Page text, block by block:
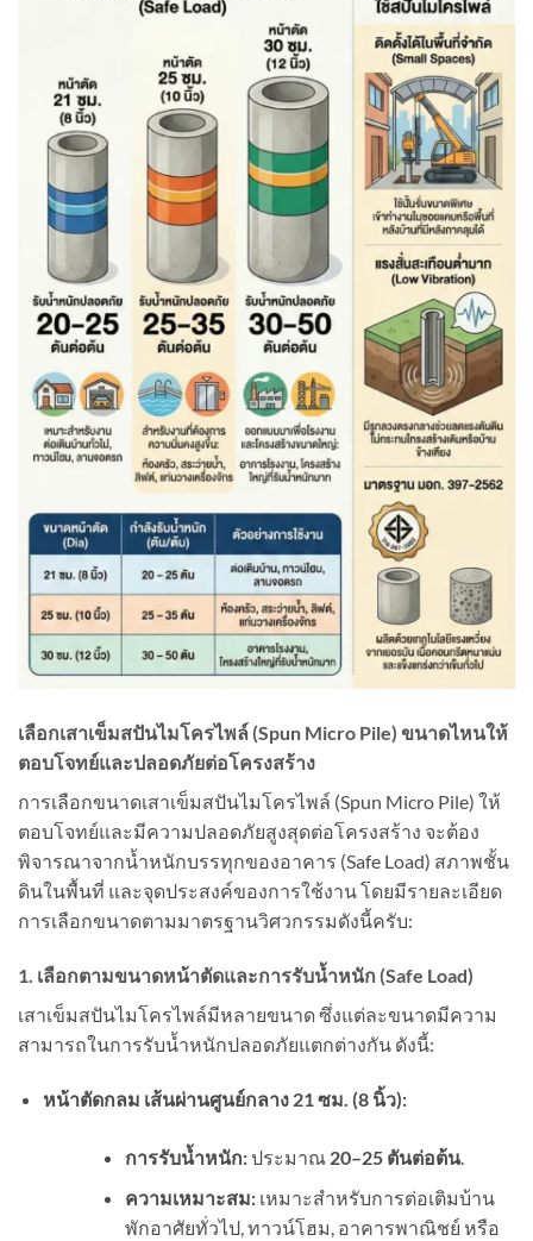
เลือกเสาเข็มสปันไมโครไพล์ (Spun Micro Pile) ขนาดไหนให้
ตอบโจทย์และปลอดภัยต่อโครงสร้าง
การเลือกขนาดเสาเข็มสปันไมโครไพล์ (Spun Micro Pile) ให้
ตอบโจทย์และมีความปลอดภัยสูงสุดต่อโครงสร้าง จะต้อง
พิจารณาจากน้ำหนักบรรทุกของอาคาร (Safe Load) สภาพชั้น
ดินในพื้นที่ และจุดประสงค์ของการใช้งาน โดยมีรายละเอียด
การเลือกขนาดตามมาตรฐานวิศวกรรมดังนี้ครับ:
1. เลือกตามขนาดหน้าตัดและการรับน้ำหนัก (Safe Load)
เสาเข็มสปันไมโครไพล์มีหลายขนาด ซึ่งแต่ละขนาดมีความ
สามารถในการรับน้ำหนักปลอดภัยแตกต่างกัน ดังนี้:
หน้าตัดกลม เส้นผ่านศูนย์กลาง 21 ซม. (8 นิ้ว):
การรับน้ำหนัก:ประมาณ 20–25 ตันต่อต้น.
ความเหมาะสม:เหมาะสำหรับการต่อเติมบ้าน
พักอาศัยทั่วไป, ทาวน์โฮม, อาคารพาณิชย์ หรือ